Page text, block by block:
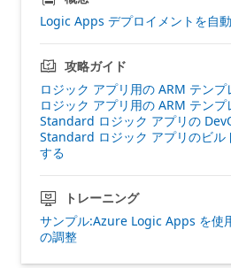
Logic Apps デプロイメントを自
攻略ガイド
ロジック アプリ用の ARM テン
ロジック アプリ用の ARM テン
Standard ロジック アプリの
Standard ロジック アプリのビル
する
トレーニング
サンプル:Azure Logic Apps を使
の調整